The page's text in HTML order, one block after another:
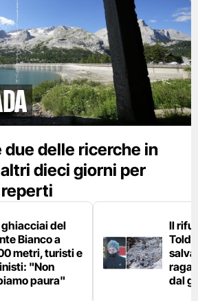
due delle ricerche in
dieci giorni per
ghiacciai del
Bianco a
metri, turisti e
"Non
paura"
Il
dal